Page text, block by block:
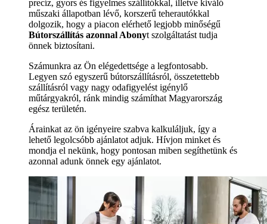
precíz, gyors és figyelmes szállítókkal, illetve kiváló
műszaki állapotban lévő, korszerű teherautókkal
dolgozik, hogy a piacon elérhető legjobb minőségű
Bútorszállítás azonnal Abonyt szolgáltatást tudja
önnek biztosítani.
Számunkra az Ön elégedettsége a legfontosabb.
Legyen szó egyszerű bútorszállításról, összetettebb
szállításról vagy nagy odafigyelést igénylő
műtárgyakról, ránk mindig számíthat Magyarország
egész területén.
Árainkat az ön igényeire szabva kalkuláljuk, így a
lehető legolcsóbb ajánlatot adjuk. Hívjon minket és
mondja el nekünk, hogy pontosan miben segíthetünk és
azonnal adunk önnek egy ajánlatot.